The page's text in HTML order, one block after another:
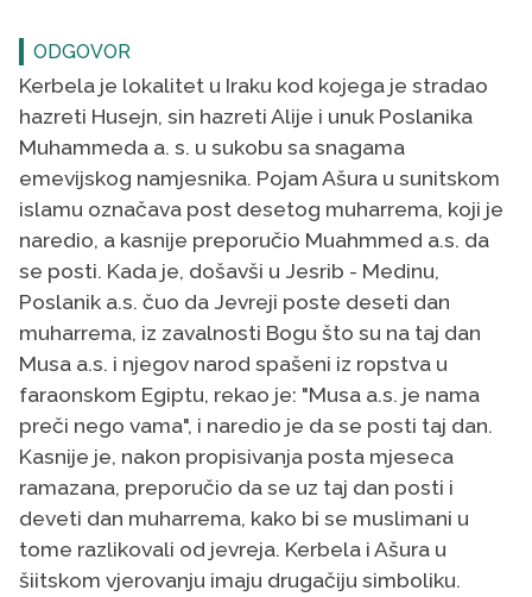
ODGOVOR
Kerbela je lokalitet u Iraku kod kojega je stradao
hazreti Husejn, sin hazreti Alije i unuk Poslanika
Muhammeda a. s. u sukobu sa snagama
emevijskog namjesnika. Pojam Ašura u sunitskom
islamu označava post desetog muharrema, koji je
naredio, a kasnije preporučio Muahmmed a.s. da
se posti. Kada je, došavši u Jesrib - Medinu,
Poslanik a.s. čuo da Jevreji poste deseti dan
muharrema, iz zavalnosti Bogu što su na taj dan
Musa a.s. i njegov narod spašeni iz ropstva u
faraonskom Egiptu, rekao je: "Musa a.s. je nama
preči nego vama", i naredio je da se posti taj dan.
Kasnije je, nakon propisivanja posta mjeseca
ramazana, preporučio da se uz taj dan posti i
deveti dan muharrema, kako bi se muslimani u
tome razlikovali od jevreja. Kerbela i Ašura u
šiitskom vjerovanju imaju drugačiju simboliku.